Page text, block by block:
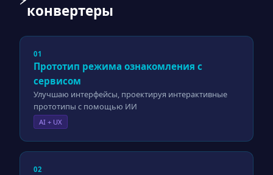
конвертеры
01
Прототип режима ознакомления с
сервисом
Улучшаю интерфейсы, проектируя интерактивные
прототипы с помощью ИИ
AI + UX
02